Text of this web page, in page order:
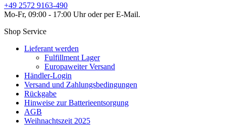
+49 2572 9163-490
Mo-Fr, 09:00 - 17:00 Uhr oder per E-Mail.
Shop Service
Lieferant werden
Fulfillment Lager
Europaweiter Versand
Händler-Login
Versand und Zahlungsbedingungen
Rückgabe
Hinweise zur Batterieentsorgung
AGB
Weihnachtszeit 2025